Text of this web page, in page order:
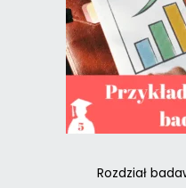
Rozdział